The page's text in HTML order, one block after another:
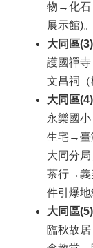
物→化
展示館)。
大同區
護國禪
文昌祠
大同區
永樂國
生宅→臺
大同分
茶行→義
件引爆地
大同區
臨秋故